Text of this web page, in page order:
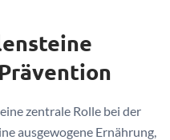
zentrale Rolle bei der
ausgewogene Ernährung,